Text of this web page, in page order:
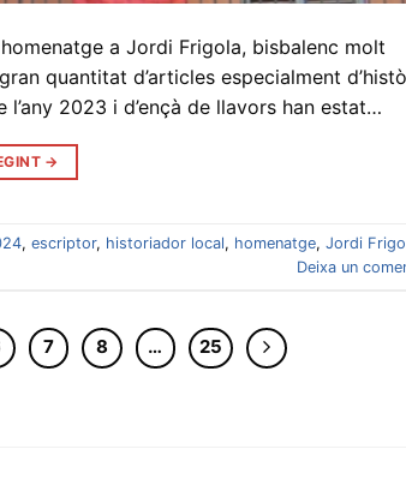
a Jordi Frigola, bisbalenc molt
quantitat d’articles especialment
2023 i d’ençà de llavors han estat…
→
, escriptor, historiador local, homenatge, Jordi
Deixa un
7 8 … 25